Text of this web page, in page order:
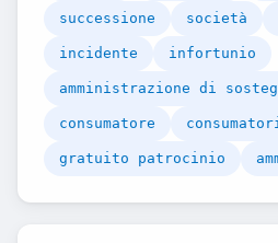
successione società
incidente infortunio
amministrazione di
consumatore
gratuito patrocinio